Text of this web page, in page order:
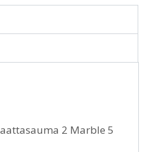
2 Marble 5